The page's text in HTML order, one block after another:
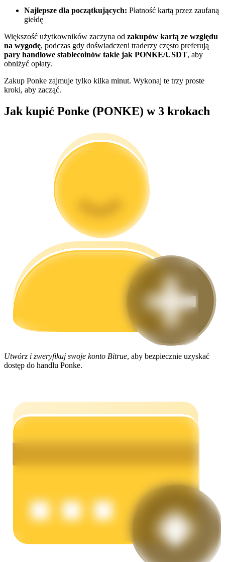
Informacja
Analiza Big Data, w tym informacje handlowe itp.
Przewodnik
Przewodnik dla początkujących dotyczący kontraktów futures
Strategie handlowe
Codziennie zdobywaj konkurencyjne nagrody
Najlepsze dla początkujących: Płatność kartą przez zaufaną
giełdę
Większość użytkowników zaczyna od zakupów kartą ze względu
na wygodę, podczas gdy doświadczeni traderzy często preferują
pary handlowe stablecoinów takie jak PONKE/USDT, aby
obniżyć opłaty.
Zakup Ponke zajmuje tylko kilka minut. Wykonaj te trzy proste
kroki, aby zacząć.
Jak kupić Ponke (PONKE) w 3 krokach
Utwórz i zweryfikuj swoje konto Bitrue, aby bezpiecznie uzyskać
dostęp do handlu Ponke.